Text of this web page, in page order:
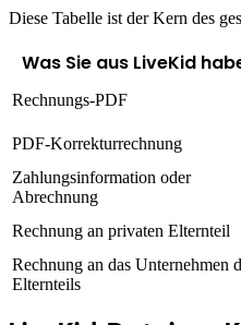
Diese Tabelle ist der Kern des
Was Sie aus LiveKid
Rechnungs-PDF
PDF-Korrekturrechnung
Zahlungsinformation oder
Abrechnung
Rechnung an privaten Elternteil
Rechnung an das Unternehmen
Elternteils